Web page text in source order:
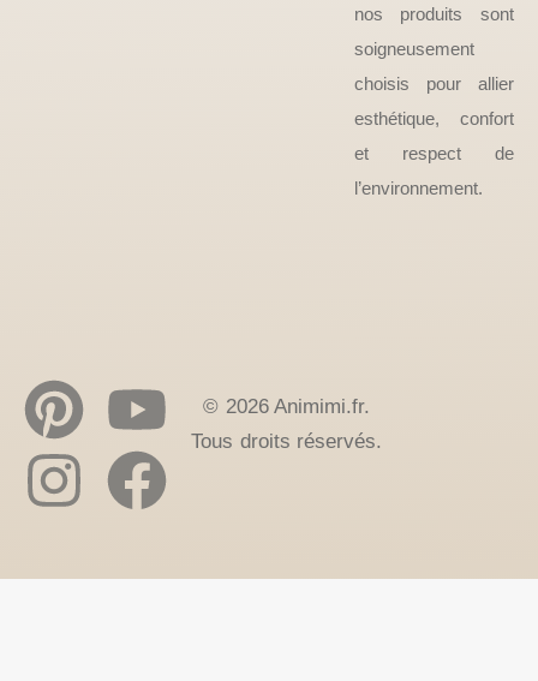
nos produits sont
soigneusement
choisis pour allier
esthétique, confort
et respect de
l’environnement.
© 2026 Animimi.fr.
Tous droits réservés.